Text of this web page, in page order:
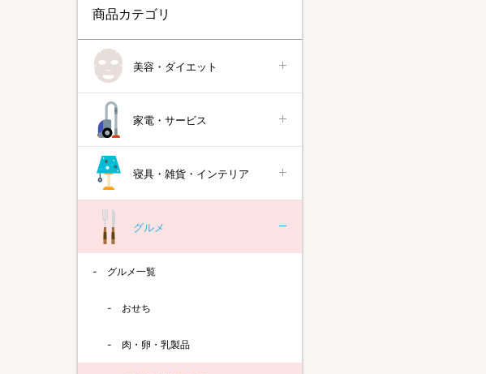
商品カテゴリ
美容・ダイエット
家電・サービス
寝具・雑貨・インテリア
グルメ
グルメ一覧
おせち
肉・卵・乳製品